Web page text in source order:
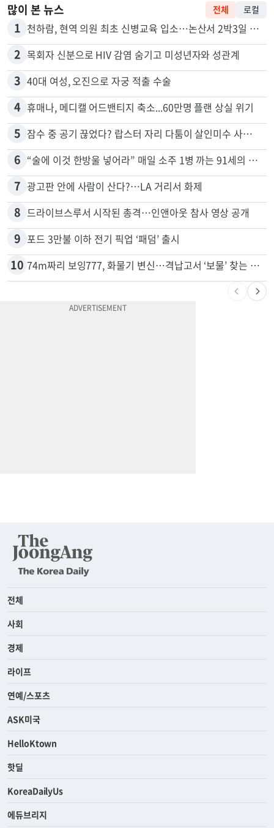
많이 본 뉴스 전체 로컬
1 천하람, 현역 의원 최초 신병교육 입소…논산서 2박3일 생활
2 목회자 신분으로 HIV 감염 숨기고 미성년자와 성관계
3 40대 여성, 오진으로 자궁 적출 수술
4 휴매나, 메디캘 어드밴티지 축소...60만명 플랜 상실 위기
5 잠수 중 공기 끊었다? 랍스터 자리 다툼이 살인미수 사건으로
6 “술에 이것 한방울 넣어라” 매일 소주 1병 까는 91세의 철칙
7 광고판 안에 사람이 산다?…LA 거리서 화제
8 드라이브스루서 시작된 총격…인앤아웃 참사 영상 공개
9 포드 3만불 이하 전기 픽업 ‘패덤’ 출시
10 74m짜리 보잉777, 화물기 변신…격납고서 ‘보물’ 찾는 인천공항
전체
사회
경제
라이프
연예/스포츠
ASK미국
HelloKtown
핫딜
KoreaDailyUs
에듀브리지